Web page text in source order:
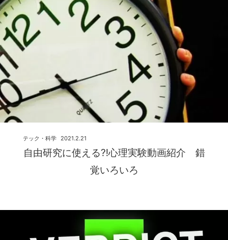
自由研究に使える⁈心理実験動画紹介 錯
覚いろいろ
2021.2.21
テック・科学